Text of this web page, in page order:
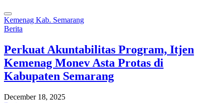
Kemenag Kab. Semarang
Berita
Perkuat Akuntabilitas Program, Itjen
Kemenag Monev Asta Protas di
Kabupaten Semarang
December 18, 2025